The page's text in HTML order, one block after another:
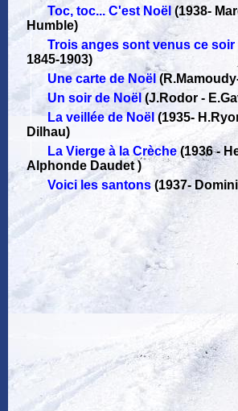
Toc, toc... C'est Noël (1938-
Humble)
Trois anges sont venus ce soir
1845-1903)
Une carte de Noël
Un soir de Noël (J.Rodor -
La veillée de Noël (1935-
Dilhau)
La Vierge à la Crèche (1936-
Alphonde Daudet )
Voici les santons (1937-